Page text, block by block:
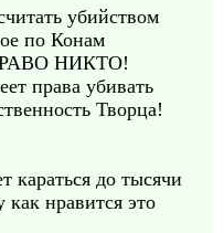
убийством
по Конам
НИКТО!
права убивать
Творца!
караться до тысячи
нравится это